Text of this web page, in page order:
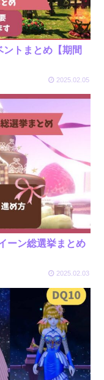
ントまとめ【期間
2025.02.05
ーン総選挙まとめ
2025.02.03